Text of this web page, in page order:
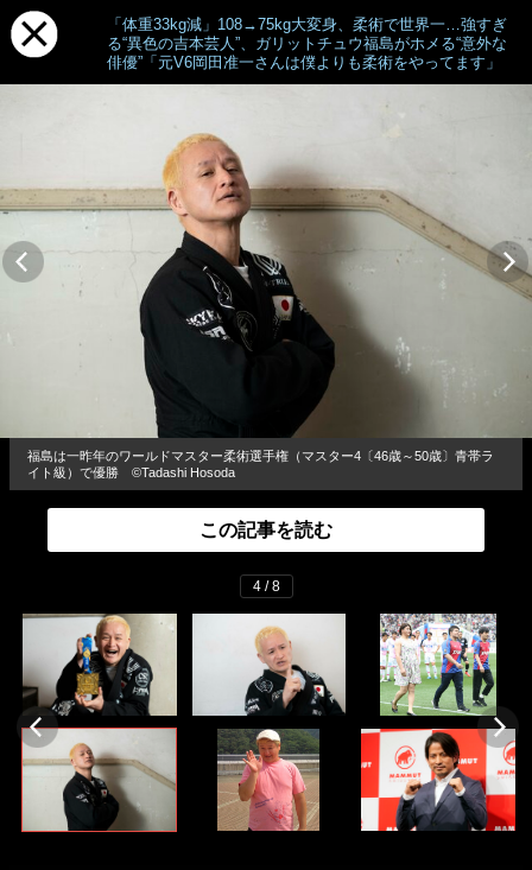
「体重33kg減」108→75kg大変身、柔術で世界一…強すぎ
る“異色の吉本芸人”、ガリットチュウ福島がホメる“意外な
俳優”「元V6岡田准一さんは僕よりも柔術をやってます」
福島は一昨年のワールドマスター柔術選手権（マスター4〔46歳～50歳〕青帯ラ
イト級）で優勝 ©Tadashi Hosoda
この記事を読む
4 / 8